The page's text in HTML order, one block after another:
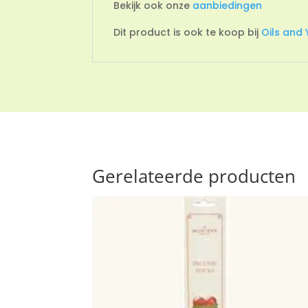
Bekijk ook onze aanbiedingen
Dit product is ook te koop bij Oils and
Gerelateerde producten